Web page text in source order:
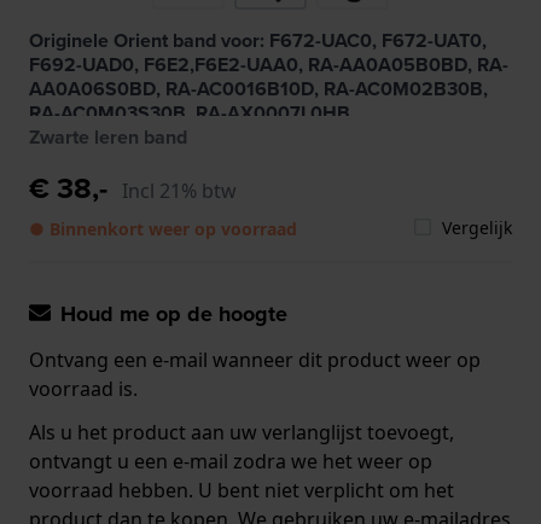
Originele Orient band voor: F672-UAC0, F672-UAT0,
F692-UAD0, F6E2,F6E2-UAA0, RA-AA0A05B0BD, RA-
AA0A06S0BD, RA-AC0016B10D, RA-AC0M02B30B,
RA-AC0M03S30B, RA-AX0007L0HB
Zwarte leren band
€ 38,- Incl 21% btw
● Binnenkort weer op voorraad Vergelijk
Houd me op de hoogte
Ontvang een e-mail wanneer dit product weer op
voorraad is.
Als u het product aan uw verlanglijst toevoegt,
ontvangt u een e-mail zodra we het weer op
voorraad hebben. U bent niet verplicht om het